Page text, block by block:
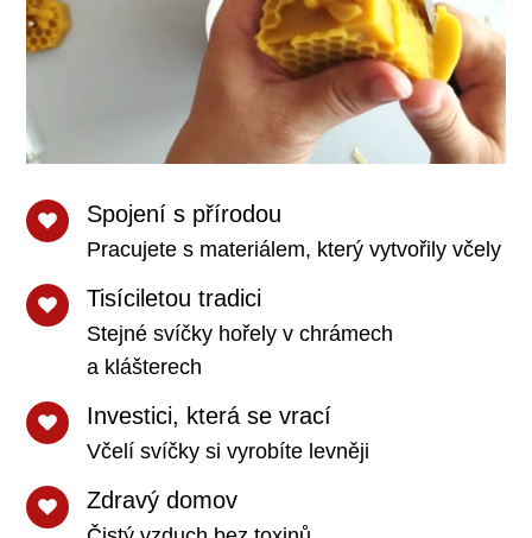
Spojení s přírodou
Pracujete s materiálem, který vytvořily včely
Tisíciletou tradici
Stejné svíčky hořely v chrámech
a klášterech
Investici, která se vrací
Včelí svíčky si vyrobíte levněji
Zdravý domov